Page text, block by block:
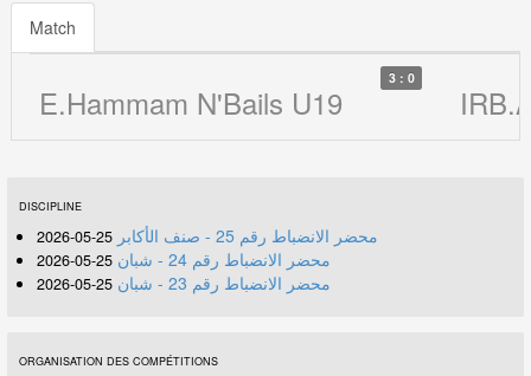
Match
E.Hammam N'Bails U19
3 : 0
DISCIPLINE
محضر الانضباط رقم 25 - صنف الأكابر 25-05-2026
محضر الانضباط رقم 24 - شبان 25-05-2026
محضر الانضباط رقم 23 - شبان 25-05-2026
ORGANISATION DES COMPÉTITIONS